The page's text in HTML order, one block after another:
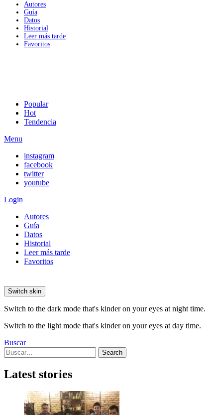
Autores
Guía
Datos
Historial
Leer más tarde
Favoritos
Popular
Hot
Tendencia
Menu
instagram
facebook
twitter
youtube
Login
Autores
Guía
Datos
Historial
Leer más tarde
Favoritos
Switch skin
Switch to the dark mode that's kinder on your eyes at night time.
Switch to the light mode that's kinder on your eyes at day time.
Buscar
Search
for:
Search
Latest stories